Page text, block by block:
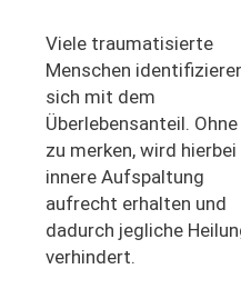
Viele traumatisierte
Menschen
sich mit dem
Überlebensanteil. Ohne
zu merken, wird hierbei
innere Aufspaltung
aufrecht erhalten und
dadurch jegliche
verhindert.